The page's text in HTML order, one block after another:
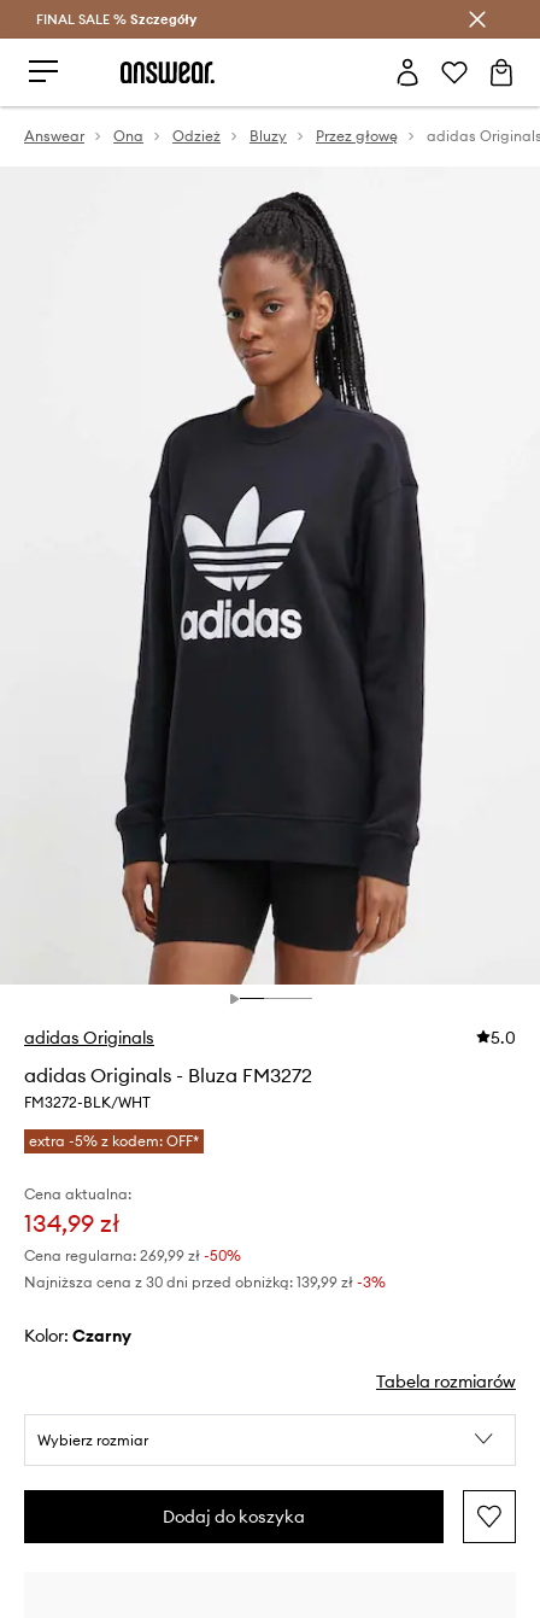
Oszczędzaj z Answear Club >
FINAL SALE % Szczegóły
Answear Ona Odzież Bluzy Przez głowę adidas
adidas Originals 5.0
adidas Originals - Bluza FM3272
FM3272-BLK/WHT
extra -5% z kodem: OFF*
Cena aktualna:
134,99 zł
Cena regularna: 269,99 zł -50%
Najniższa cena z 30 dni przed obniżką: 139,99 zł -3%
Kolor: czarny
Tabela rozmiarów
Wybierz rozmiar
Dodaj do koszyka